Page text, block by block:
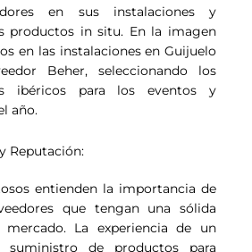
en sus instalaciones y
productos in situ. En la imagen
en las instalaciones en Guijuelo
Beher, seleccionando los
ibéricos para los eventos y
año.
Reputación:
entienden la importancia de
que tengan una sólida
La experiencia de un
suministro de productos para